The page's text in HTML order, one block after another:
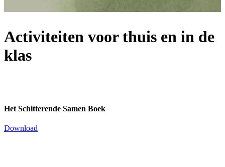
Activiteiten voor thuis en in de
klas
Het Schitterende Samen Boek
Download